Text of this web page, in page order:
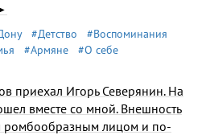
#Детство
#Воспоминания
#Армяне #О себе
приехал Игорь Северянин. На
вместе со мной. Внешность
ромбообразным лицом и по-